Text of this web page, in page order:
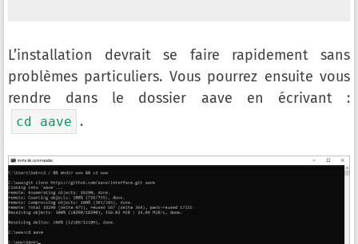
L’installation devrait se faire rapidement sans
problèmes particuliers. Vous pourrez ensuite vous
rendre dans le dossier aave en écrivant :
cd aave .